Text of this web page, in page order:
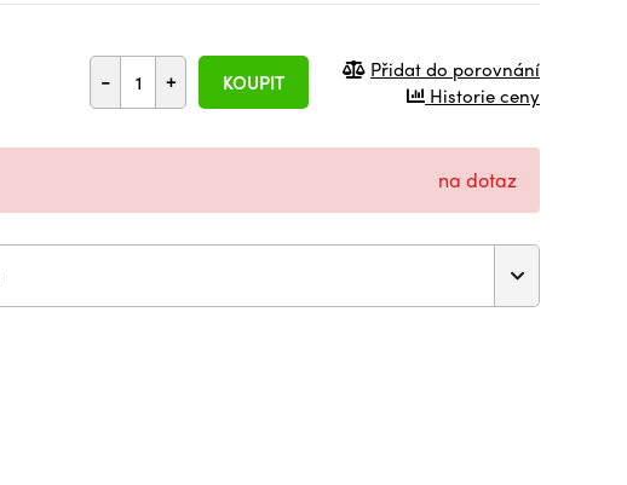
- + KOUPIT
Přidat do porovnání
Historie ceny
na dotaz